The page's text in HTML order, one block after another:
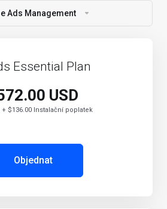
Ads Management
Essential Plan
USD
+ $136.00 Instalační poplatek
Objednat